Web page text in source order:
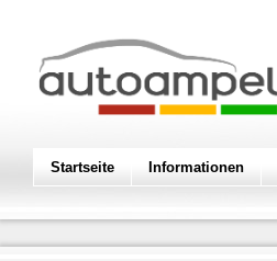
Startseite Informationen